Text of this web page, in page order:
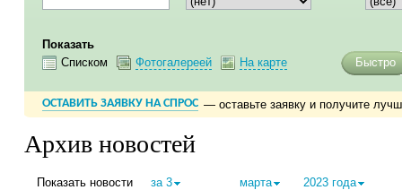
Показать
Списком
Фотогалереей На карте Быстро
ОСТАВИТЬ ЗАЯВКУ НА СПРОС — оставьте заявку и получите
Архив новостей
Показать новости за 3 марта 2023 года